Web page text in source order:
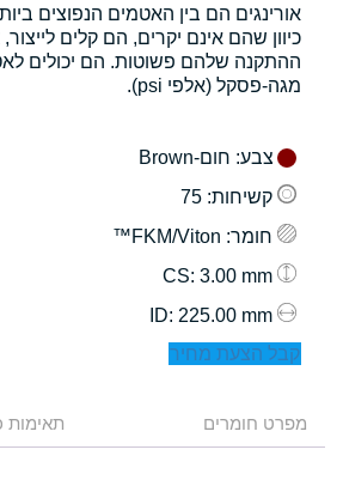
אורינגים הם בין האטמים הנפוצים
כיוון שהם אינם יקרים, הם קלים
ההתקנה שלהם פשוטות. הם יכולים
מגה-פסקל (אלפי psi).
צבע: חום-Brown
קשיחות: 75
חומר: FKM/Viton™
: 3.00 mm
: 225.00 mm
קבל הצעת מחיר
מפרט חומרים תאימות